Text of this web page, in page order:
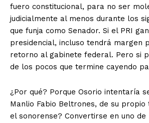
fuero constitucional, para no ser
judicialmente al menos durante los
que funja como Senador. Si el PRI
presidencial, incluso tendrá margen
retorno al gabinete federal. Pero si
de los pocos que termine cayendo
¿Por qué? Porque Osorio intentaría
Manlio Fabio Beltrones, de su propio
el sonorense? Convertirse en uno